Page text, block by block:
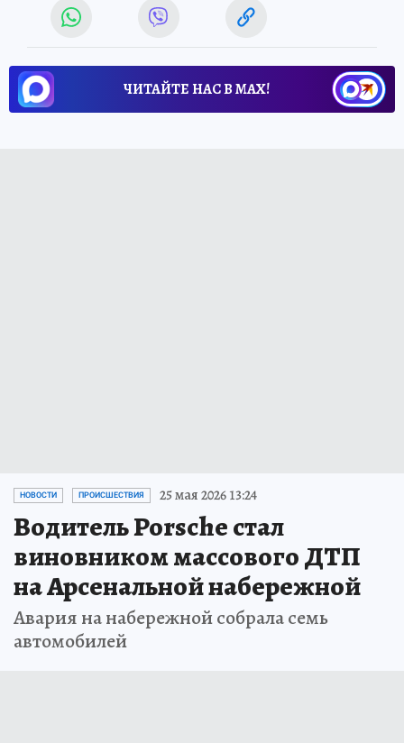
ЧИТАЙТЕ НАС В МАХ!
НОВОСТИ ПРОИСШЕСТВИЯ 25 мая 2026 13:24
Водитель Porsche стал
виновником массового ДТП
на Арсенальной набережной
Авария на набережной собрала семь
автомобилей